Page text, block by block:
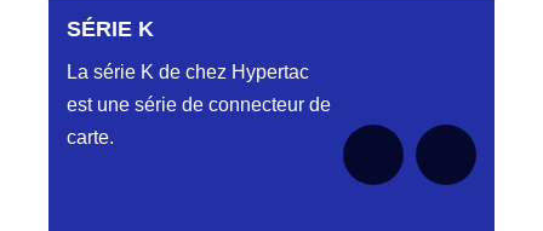
Aucune pièce disponible pour cette série pour
SÉRIE K
La série K de chez Hypertac
est une série de connecteur de
carte.